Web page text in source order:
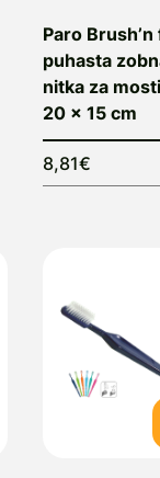
Paro
puhasta
nitka za
20 x 15 cm
8,81€